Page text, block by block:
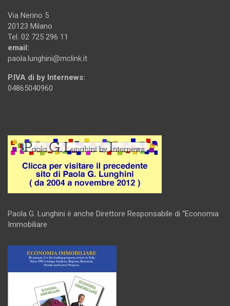
Via Nerino 5
20123 Milano
Tel. 02 725 296 11
email:
paola.lunghini@mclink.it
P.IVA di by Internews:
04865040960
.
Paola G. Lunghini è anche Direttore Responsabile di “Economia
Immobiliare